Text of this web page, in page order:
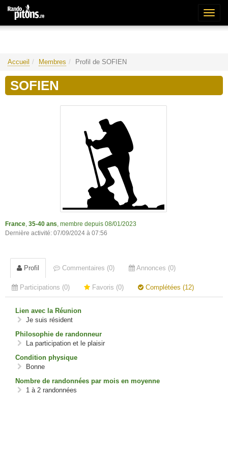
Accueil Membres Profil de SOFIEN
SOFIEN
France 35-40 ans , membre depuis 08/01/2023
Dernière activité: 07/09/2024 à 07:56
Profil Commentaires (0) Annonces (0)
Participations (0) Favoris (0) Complétées (12)
Lien avec la Réunion
Je suis résident
Philosophie de randonneur
La participation et le plaisir
Condition physique
Bonne
Nombre de randonnées par mois en moyenne
1 à 2 randonnées